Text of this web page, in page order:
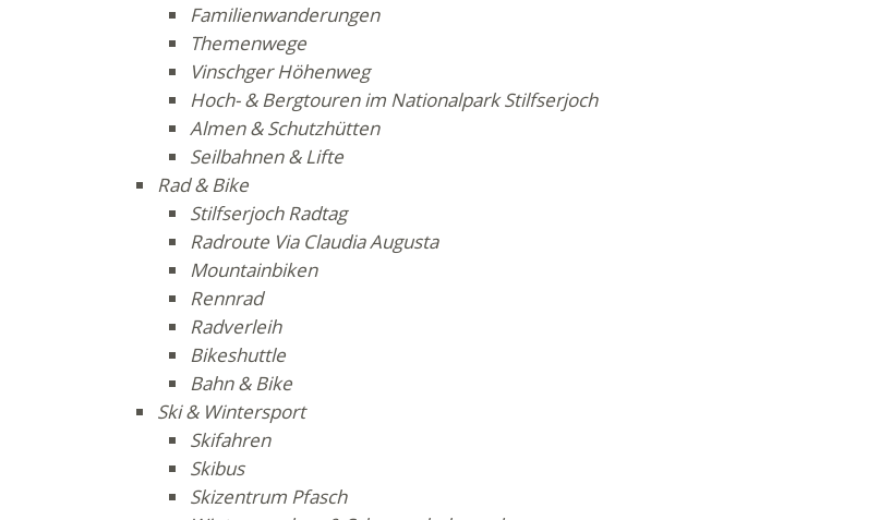
Familienwanderungen
Themenwege
Vinschger Höhenweg
Hoch- & Bergtouren im Nationalpark Stilfserjoch
Almen & Schutzhütten
Seilbahnen & Lifte
Rad & Bike
Stilfserjoch Radtag
Radroute Via Claudia Augusta
Mountainbiken
Rennrad
Radverleih
Bikeshuttle
Bahn & Bike
Ski & Wintersport
Skifahren
Skibus
Skizentrum Pfasch